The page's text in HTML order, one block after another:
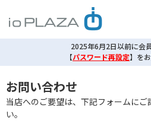
2025年6月2日以前に会
【パスワード再設定】 を
お問い合わせ
当店へのご要望は、下記フォームに
い。